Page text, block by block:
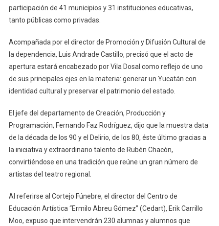
participación de 41 municipios y 31 instituciones educativas,
tanto públicas como privadas.
Acompañada por el director de Promoción y Difusión Cultural de
la dependencia, Luis Andrade Castillo, precisó que el acto de
apertura estará encabezado por Vila Dosal como reflejo de uno
de sus principales ejes en la materia: generar un Yucatán con
identidad cultural y preservar el patrimonio del estado.
El jefe del departamento de Creación, Producción y
Programación, Fernando Faz Rodríguez, dijo que la muestra data
de la década de los 90 y el Delirio, de los 80, éste último gracias a
la iniciativa y extraordinario talento de Rubén Chacón,
convirtiéndose en una tradición que reúne un gran número de
artistas del teatro regional.
Al referirse al Cortejo Fúnebre, el director del Centro de
Educación Artística “Ermilo Abreu Gómez” (Cedart), Erik Carrillo
Moo, expuso que intervendrán 230 alumnas y alumnos que